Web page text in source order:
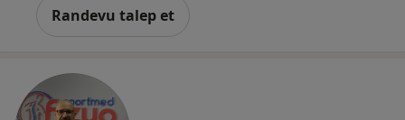
Randevu talep et